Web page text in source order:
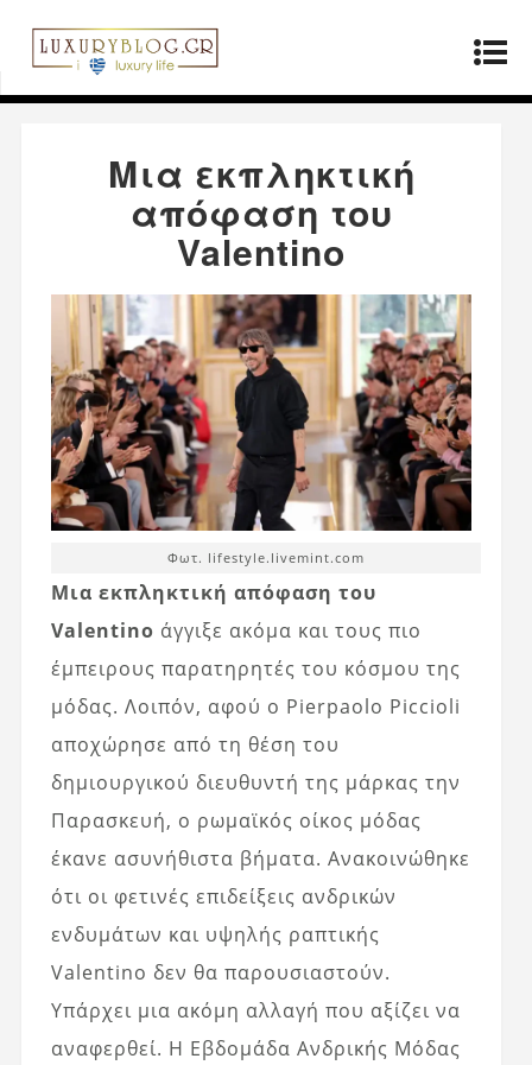
Αρχική σελίδα»Μόδα
απόφαση του Valentino
Μια εκπληκτική
απόφαση του
Valentino
Φωτ. lifestyle.livemint.com
Μια εκπληκτική απόφαση του
Valentino άγγιξε ακόμα και τους πιο
έμπειρους παρατηρητές του κόσμου της
μόδας. Λοιπόν, αφού ο Pierpaolo Piccioli
αποχώρησε από τη θέση του
δημιουργικού διευθυντή της μάρκας την
Παρασκευή, ο ρωμαϊκός οίκος μόδας
έκανε ασυνήθιστα βήματα. Ανακοινώθηκε
ότι οι φετινές επιδείξεις ανδρικών
ενδυμάτων και υψηλής ραπτικής
Valentino δεν θα παρουσιαστούν.
Υπάρχει μια ακόμη αλλαγή που αξίζει να
αναφερθεί. Η Εβδομάδα Ανδρικής Μόδας